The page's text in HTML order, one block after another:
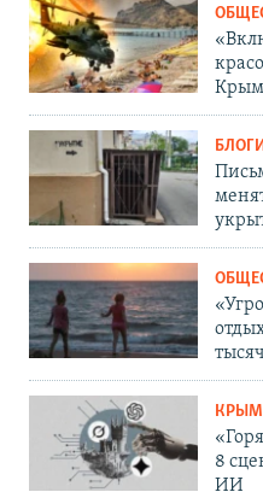
КРЫМ
8
ИИ